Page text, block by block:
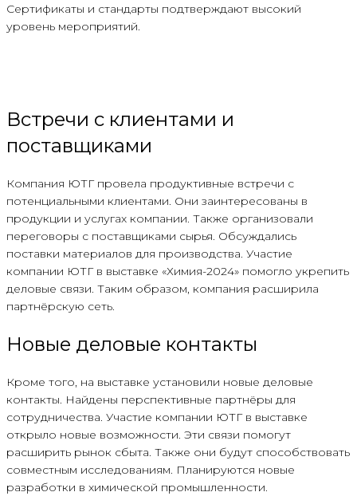
Сертификаты и стандарты подтверждают высокий
уровень мероприятий.
Встречи с клиентами и
поставщиками
Компания ЮТГ провела продуктивные встречи с
потенциальными клиентами. Они заинтересованы в
продукции и услугах компании. Также организовали
переговоры с поставщиками сырья. Обсуждались
поставки материалов для производства. Участие
компании ЮТГ в выставке «Химия-2024» помогло укрепить
деловые связи. Таким образом, компания расширила
партнёрскую сеть.
Новые деловые контакты
Кроме того, на выставке установили новые деловые
контакты. Найдены перспективные партнёры для
сотрудничества. Участие компании ЮТГ в выставке
открыло новые возможности. Эти связи помогут
расширить рынок сбыта. Также они будут способствовать
совместным исследованиям. Планируются новые
разработки в химической промышленности.